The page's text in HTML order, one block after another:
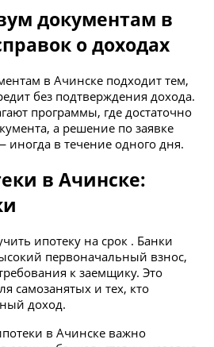
документам в
о доходах
в Ачинске подходит тем,
без подтверждения дохода.
программы, где достаточно
а решение по заявке
в течение одного дня.
в Ачинске:
ипотеку на срок . Банки
первоначальный взнос,
к заемщику. Это
самозанятых и тех, кто
доход.
в Ачинске важно